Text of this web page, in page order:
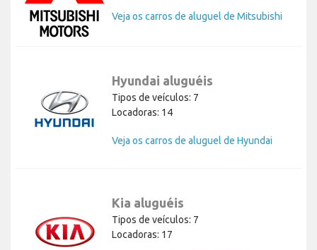
Veja os carros de aluguel de Mitsubishi
Hyundai aluguéis
Tipos de veículos: 7
Locadoras: 14
Veja os carros de aluguel de Hyundai
Kia aluguéis
Tipos de veículos: 7
Locadoras: 17